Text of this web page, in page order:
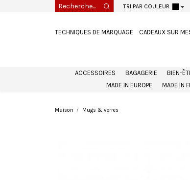
TRI PAR COULEUR
TECHNIQUES DE MARQUAGE CADEAUX SUR
ACCESSOIRES BAGAGERIE BIEN-
MADE IN EUROPE
MADE IN
Maison Mugs & verres